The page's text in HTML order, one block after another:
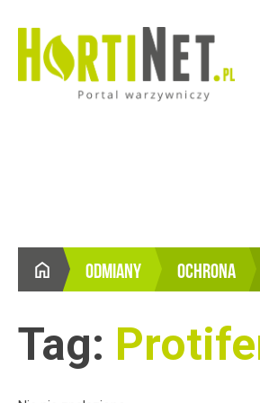
STRONA
ODMIANY OCHRONA
Tag: